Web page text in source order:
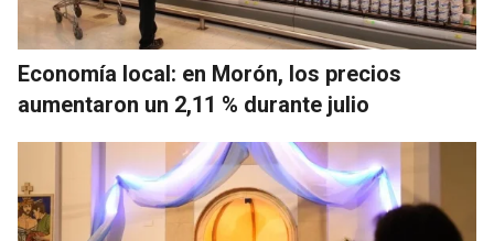
Economía local: en Morón, los precios
aumentaron un 2,11 % durante julio